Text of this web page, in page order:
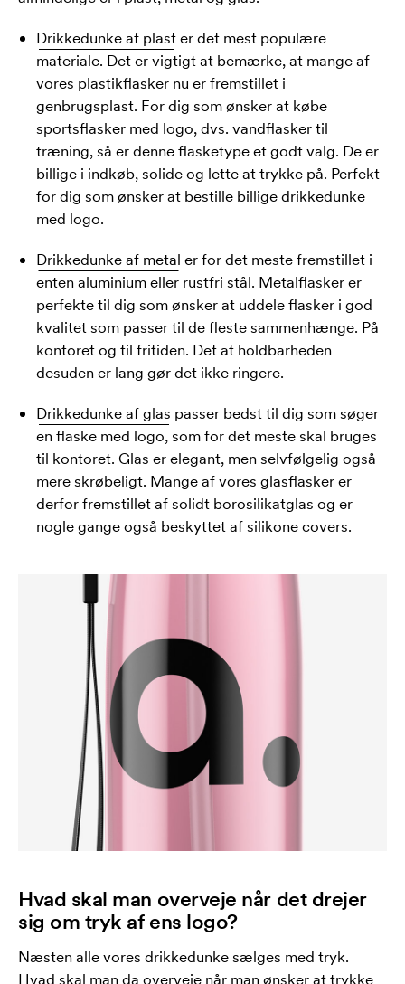
Drikkedunke af plaster det mest populære
materiale. Det er vigtigt at bemærke, at mange af
vores plastikflasker nu er fremstillet i
genbrugsplast. For dig som ønsker at købe
sportsflasker med logo, dvs. vandflasker til
træning, så er denne flasketype et godt valg. De er
billige i indkøb, solide og lette at trykke på. Perfekt
for dig som ønsker at bestille billige drikkedunke
med logo.
Drikkedunke af metal er for det meste fremstillet i
enten aluminium eller rustfri stål. Metalflasker er
perfekte til dig som ønsker at uddele flasker i god
kvalitet som passer til de fleste sammenhænge. På
kontoret og til fritiden. Det at holdbarheden
desuden er lang gør det ikke ringere.
Drikkedunke af glas passer bedst til dig som søger
en flaske med logo, som for det meste skal bruges
til kontoret. Glas er elegant, men selvfølgelig også
mere skrøbeligt. Mange af vores glasflasker er
derfor fremstillet af solidt borosilikatglas og er
nogle gange også beskyttet af silikone covers.
Hvad skal man overveje når det drejer
sig om tryk af ens logo?
Næsten alle vores drikkedunke sælges med tryk.
Hvad skal man da overveje når man ønsker at trykke